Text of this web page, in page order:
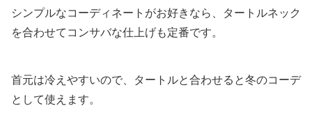
シンプルなコーディネートがお好きなら、タートルネック
を合わせてコンサバな仕上げも定番です。
首元は冷えやすいので、タートルと合わせると冬のコーデ
として使えます。